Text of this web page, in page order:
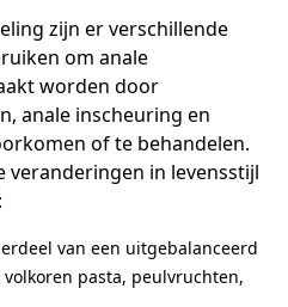
zijn er verschillende
om anale
worden door
anale inscheuring en
of te behandelen.
veranderingen in levensstijl
van een uitgebalanceerd
pasta, peulvruchten,